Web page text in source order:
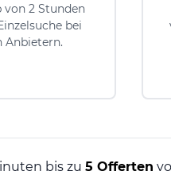
2 Stunden
bei
Anbietern.
bis zu 5 Offerten